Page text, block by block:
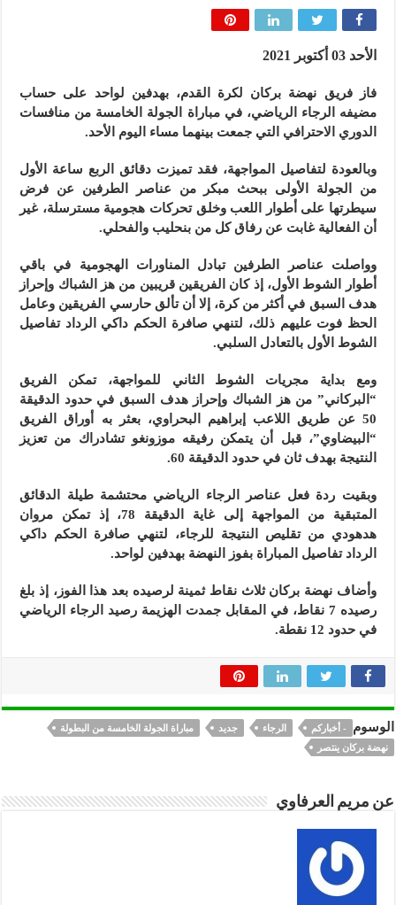
الأحد 03 أكتوبر 2021
فاز فريق نهضة بركان لكرة القدم، بهدفين لواحد على حساب
مضيفه الرجاء الرياضي، في مباراة الجولة الخامسة من منافسات
الدوري الاحترافي التي جمعت بينهما مساء اليوم الأحد.
وبالعودة لتفاصيل المواجهة، فقد تميزت دقائق الربع ساعة الأول
من الجولة الأولى ببحث مبكر من عناصر الطرفين عن فرض
سيطرتها على أطوار اللعب وخلق تحركات هجومية مسترسلة، غير
أن الفعالية غابت عن رفاق كل من بنحليب والفحلي.
وواصلت عناصر الطرفين تبادل المناورات الهجومية في باقي
أطوار الشوط الأول، إذ كان الفريقين قريبين من هز الشباك وإحراز
هدف السبق في أكثر من كرة، إلا أن تألق حارسي الفريقين وعامل
الحظ فوت عليهم ذلك، لتنهي صافرة الحكم داكي الرداد تفاصيل
الشوط الأول بالتعادل السلبي.
ومع بداية مجريات الشوط الثاني للمواجهة، تمكن الفريق
“البركاني” من هز الشباك وإحراز هدف السبق في حدود الدقيقة
50 عن طريق اللاعب إبراهيم البحراوي، بعثر به أوراق الفريق
“البيضاوي”، قبل أن يتمكن رفيقه موزونغو تشادراك من تعزيز
النتيجة بهدف ثان في حدود الدقيقة 60.
وبقيت ردة فعل عناصر الرجاء الرياضي محتشمة طيلة الدقائق
المتبقية من المواجهة إلى غاية الدقيقة 78، إذ تمكن مروان
هدهودي من تقليص النتيجة للرجاء، لتنهي صافرة الحكم داكي
الرداد تفاصيل المباراة بفوز النهضة بهدفين لواحد.
وأضاف نهضة بركان ثلاث نقاط ثمينة لرصيده بعد هذا الفوز، إذ بلغ
رصيده 7 نقاط، في المقابل جمدت الهزيمة رصيد الرجاء الرياضي
في حدود 12 نقطة.
الوسوم - أخباركم الرجاء جديد
مباراة الجولة الخامسة من البطولة
نهضة بركان ينتصر
عن مريم العرفاوي